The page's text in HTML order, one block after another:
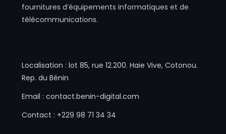
fournitures d’équipements informatiques et de
télécommunications.
Localisation : lot 85, rue 12.200. Haie Vive, Cotonou.
Rep. du Bénin
Email : contact.benin-digital.com
Contact : +229 98 71 34 34